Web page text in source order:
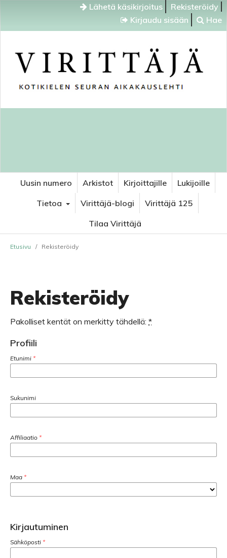
Lähetä käsikirjoitus
Rekisteröidy
Kirjaudu sisään
Hae
Uusin numero Arkistot Kirjoittajille
Lukijoille
Tietoa
Virittäjä-blogi
Virittäjä 125
Tilaa Virittäjä
Etusivu / Rekisteröidy
Rekisteröidy
Pakolliset kentät on merkitty tähdellä: *
Profiili
Etunimi *
Sukunimi
Affiliaatio *
Maa *
Kirjautuminen
Sähköposti *